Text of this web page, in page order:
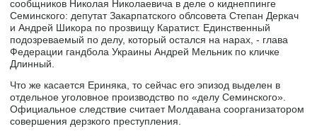
сообщников Николая Николаевича в деле о киднеппинге
Семинского: депутат Закарпатского облсовета Степан Деркач
и Андрей Шикора по прозвищу Каратист. Единственный
подозреваемый по делу, который остался на нарах, - глава
Федерации гандбола Украины Андрей Мельник по кличке
Длинный.
Что же касается Ериняка, то сейчас его эпизод выделен в
отдельное уголовное производство по «делу Семинского».
Официальное следствие считает Молдавана соорганизатором
совершения дерзкого преступления.